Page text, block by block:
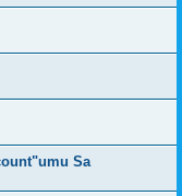
Sa